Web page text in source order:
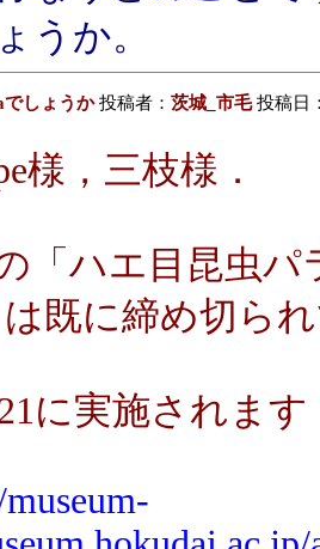
うか。
でしょうか投稿者： 茨城_市毛投稿日
様，三枝様．
「ハエ目昆虫
既に締め切ら
に実施されます